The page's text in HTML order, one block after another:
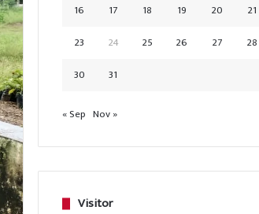
16 17 18 19 20 21
23
24 25 26 27 28
30
31
« Sep Nov »
Visitor